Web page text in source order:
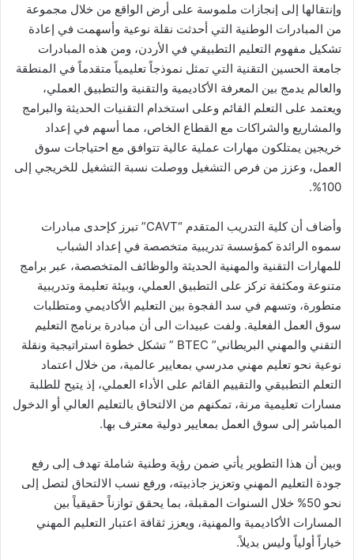
وإنتقالها إلى إنجازات ملموسة على أرض الواقع من خلال مجموعة
من المبادرات الوطنية التي أحدثت نقلة نوعية وأسهمت في إعادة
تشكيل مفهوم التعليم التطبيقي في الأردن، ومن هذه المبادرات
جامعة الحسين التقنية التي تمثل نموذجاً تعليمياً متقدماً في المنطقة
والعالم يدمج بين المعرفة الأكاديمية والتقنية والتطبيق العملي،
ويعتمد على التعلم القائم وعلى استخدام التقنيات الحديثة والبرامج
والمشاريع والشراكات مع القطاع الخاص، مما أسهم في إعداد
خريجين يمتلكون مهارات عملية عالية تتوافق مع احتياجات سوق
العمل، وعزز من فرص التشغيل ووصلت نسبة التشغيل للخريجي إلى
100%.
وأضاف أن كلية التدريب المتقدم “CAVT” تبرز كإحدى مبادرات
سموه الرائدة كمؤسسة تدريبية متخصصة في إعداد الشباب
للمهارات التقنية والمهنية الحديثة والوظائف المتخصصة، عبر برامج
متنوعة ومكثفة تركز على التطبيق العملي، وبيئة تعليمة وتدريبية
متطورة، وتسهم في سد الفجوة بين التعليم الأكاديمي ومتطلبات
سوق العمل الفعلية. ولفت عبيدات الى أن مبادرة برنامج التعليم
التقني والمهني البريطاني” BTEC ” تشكل خطوة استراتيجية ونقلة
نوعية نحو تعليم مهني مدرسي بمعايير عالمية، من خلال اعتماد
التعلم التطبيقي والتقييم القائم على الأداء العملي، إذ يتيح للطلبة
مسارات تعليمية مرنة، تمكنهم من الالتحاق بالتعليم العالي أو الدخول
المباشر إلى سوق العمل بمعايير دولية معترف بها.
وبين أن هذا التطوير يأتي ضمن رؤية وطنية شاملة تهدف إلى رفع
جودة التعليم المهني وتعزيز جاذبيته، ورفع نسب الالتحاق لتصل إلى
نحو 50% خلال السنوات المقبلة، بما يحقق توازناً حقيقياً بين
المسارات الأكاديمية والمهنية، ويعزز ثقافة اعتبار التعليم المهني
خياراً أولياً وليس بديلاً.